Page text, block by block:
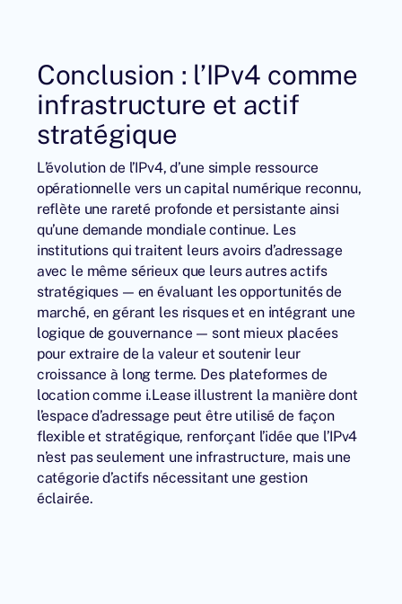
Conclusion : l’IPv4 comme
infrastructure et actif
stratégique
L’évolution de l’IPv4, d’une simple ressource
opérationnelle vers un capital numérique reconnu,
reflète une rareté profonde et persistante ainsi
qu’une demande mondiale continue. Les
institutions qui traitent leurs avoirs d’adressage
avec le même sérieux que leurs autres actifs
stratégiques — en évaluant les opportunités de
marché, en gérant les risques et en intégrant une
logique de gouvernance — sont mieux placées
pour extraire de la valeur et soutenir leur
croissance à long terme. Des plateformes de
location comme i.Lease illustrent la manière dont
l’espace d’adressage peut être utilisé de façon
flexible et stratégique, renforçant l’idée que l’IPv4
n’est pas seulement une infrastructure, mais une
catégorie d’actifs nécessitant une gestion
éclairée.